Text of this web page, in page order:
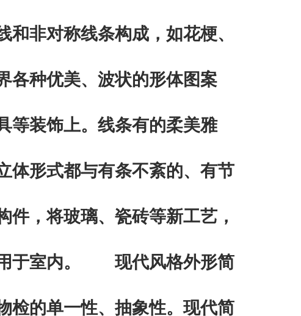
非对称线条构成，如花梗、
各种优美、波状的形体图案
等装饰上。线条有的柔美雅
体形式都与有条不紊的、有节
，将玻璃、瓷砖等新工艺，
用于室内。 现代风格外形简
检的单一性、抽象性。现代简